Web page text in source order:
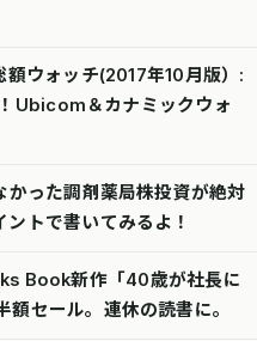
ウォッチ(2017年10月版）:
Ubicom＆カナミックウォ
った調剤薬局株投資が絶対
トで書いてみるよ！
Book新作「40歳が社長に
セール。連休の読書に。